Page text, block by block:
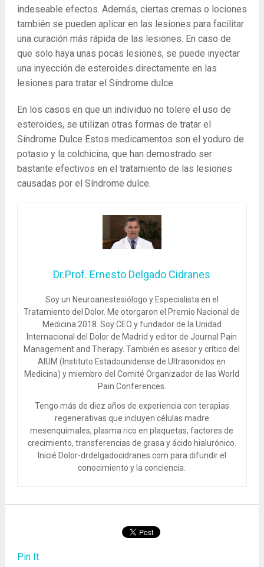
indeseable efectos. Además, ciertas cremas o lociones
también se pueden aplicar en las lesiones para facilitar
una curación más rápida de las lesiones. En caso de
que solo haya unas pocas lesiones, se puede inyectar
una inyección de esteroides directamente en las
lesiones para tratar el Síndrome dulce.
En los casos en que un individuo no tolere el uso de
esteroides, se utilizan otras formas de tratar el
Síndrome Dulce Estos medicamentos son el yoduro de
potasio y la colchicina, que han demostrado ser
bastante efectivos en el tratamiento de las lesiones
causadas por el Síndrome dulce.
Dr.Prof. Ernesto Delgado Cidranes
Soy un Neuroanestesiólogo y Especialista en el
Tratamiento del Dolor. Me otorgaron el Premio Nacional de
Medicina 2018. Soy CEO y fundador de la Unidad
Internacional del Dolor de Madrid y editor de Journal Pain
Management and Therapy. También es asesor y crítico del
AIUM (Instituto Estadounidense de Ultrasonidos en
Medicina) y miembro del Comité Organizador de las World
Pain Conferences.
Tengo más de diez años de experiencia con terapias
regenerativas que incluyen células madre
mesenquimales, plasma rico en plaquetas, factores de
crecimiento, transferencias de grasa y ácido hialurónico.
Inicié Dolor-drdelgadocidranes.com para difundir el
conocimiento y la conciencia.
Pin It